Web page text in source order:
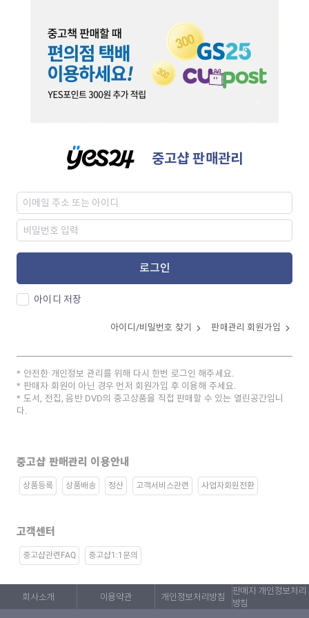
중고샵 판매관리
로그인
아이디 저장
아이디/비밀번호 찾기 판매관리 회원가입
안전한 개인정보 관리를 위해 다시 한번 로그인 해주세요.
판매자 회원이 아닌 경우 먼저 회원가입 후 이용해 주세요.
도서, 전집, 음반 DVD의 중고상품을 직접 판매할 수 있는 열린공간입니
다.
중고샵 판매관리 이용안내
상품등록 상품배송 정산 고객서비스관련 사업자회원전환
고객센터
중고샵관련FAQ 중고샵1:1문의
회사소개 이용약관 개인정보처리방침
판매자 개인정보처리
방침